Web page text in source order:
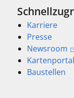
Karriere
Presse
Newsroom
Kartenportal
Baustellen